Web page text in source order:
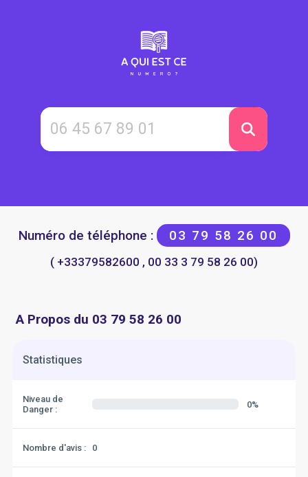
Numéro de téléphone : 03 79 58 26 00
( +33379582600 , 00 33 3 79 58 26 00)
A Propos du 03 79 58 26 00
Statistiques
Niveau de
Danger :
0%
Nombre d'avis : 0